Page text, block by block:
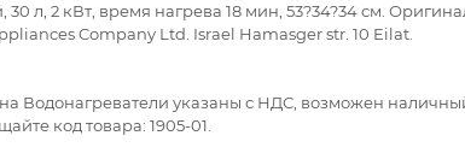
л, 2 кВт, время нагрева 18 мин, 53?34?34 см.
Company Ltd. Israel Hamasger str. 10 Eilat.
Водонагреватели указаны с НДС, возможен
код товара: 1905-01.